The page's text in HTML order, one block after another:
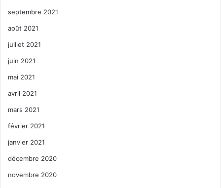
septembre 2021
août 2021
juillet 2021
juin 2021
mai 2021
avril 2021
mars 2021
février 2021
janvier 2021
décembre 2020
novembre 2020